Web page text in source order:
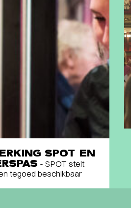
SPOT EN
- SPOT stelt
tegoed beschikbaar